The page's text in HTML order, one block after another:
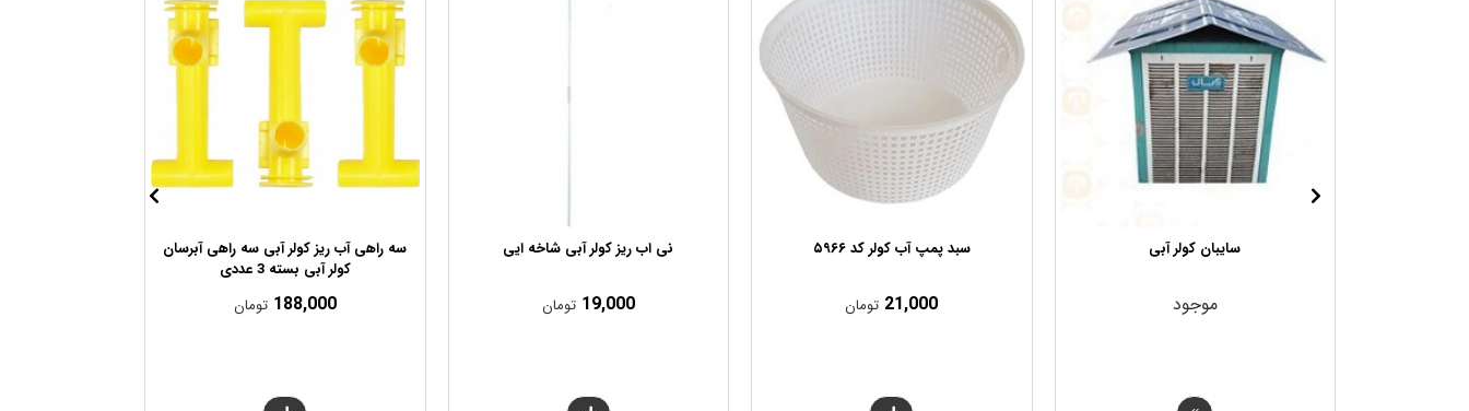
سایبان کولر آبی
موجود
سبد پمپ آب کولر کد ۵۹۶۶
21,000 تومان
نی اب ریز کولر آبی شاخه ایی
19,000 تومان
سه راهی آب ریز کولر آبی سه راهی آبرسان
کولر آبی بسته 3 عددی
188,000 تومان